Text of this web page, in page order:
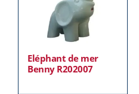
Eléphant de mer
Benny R202007